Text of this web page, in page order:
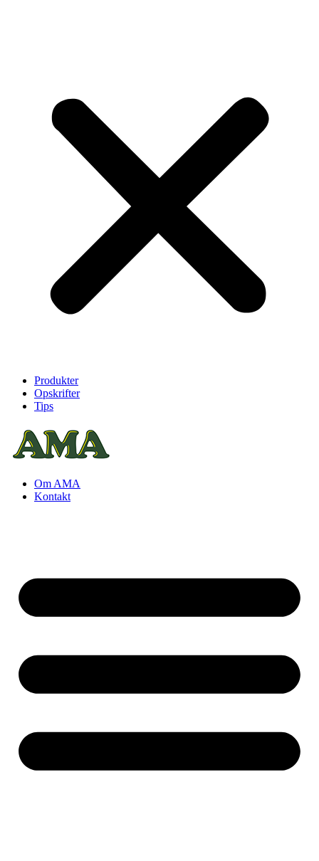
Produkter
Opskrifter
Tips
Om AMA
Kontakt